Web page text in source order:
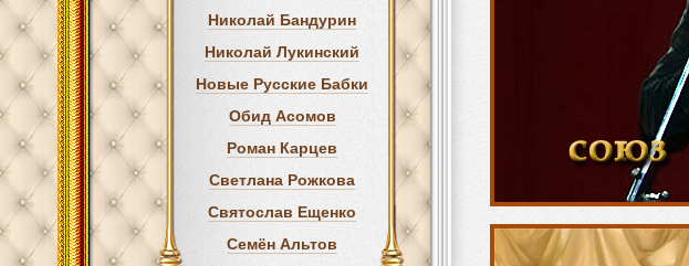
Николай Бандурин
Николай Лукинский
Новые Русские Бабки
Обид Асомов
Роман Карцев
Светлана Рожкова
Святослав Ещенко
Семён Альтов